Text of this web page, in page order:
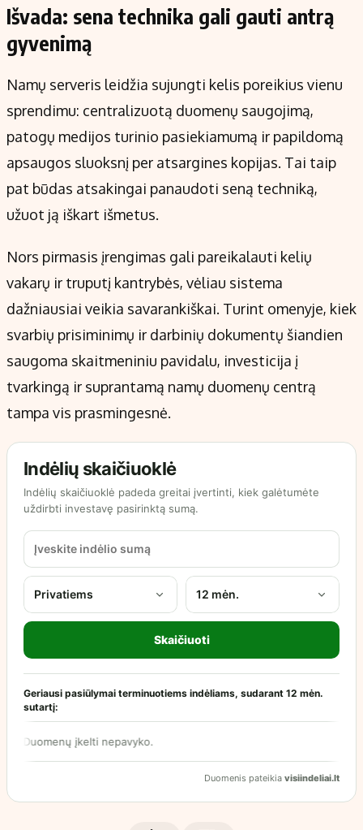
Išvada: sena technika gali gauti antrą
gyvenimą
Namų serveris leidžia sujungti kelis poreikius vienu
sprendimu: centralizuotą duomenų saugojimą,
patogų medijos turinio pasiekiamumą ir papildomą
apsaugos sluoksnį per atsargines kopijas. Tai taip
pat būdas atsakingai panaudoti seną techniką,
užuot ją iškart išmetus.
Nors pirmasis įrengimas gali pareikalauti kelių
vakarų ir truputį kantrybės, vėliau sistema
dažniausiai veikia savarankiškai. Turint omenyje, kiek
svarbių prisiminimų ir darbinių dokumentų šiandien
saugoma skaitmeniniu pavidalu, investicija į
tvarkingą ir suprantamą namų duomenų centrą
tampa vis prasmingesnė.